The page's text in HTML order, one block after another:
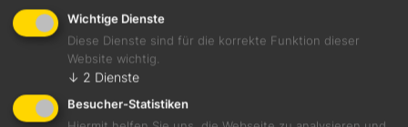
Duftet nach frisch gebackenem Hefeteig, Quitte und
Pomeranzenabrieb. Zeigt am Gaumen eine zweite
und straff.
Wichtige Dienste
Diese Dienste sind für die korrekte Funktion dieser
Website wichtig.
↓ 2 Dienste
Besucher-Statistiken